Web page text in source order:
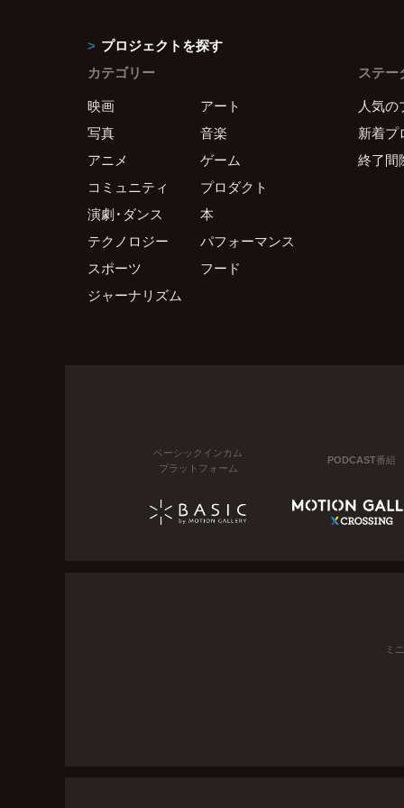
プロジェクトを探す
カテゴリー
映画
アート
写真
音楽
アニメ
ゲーム
コミュニティ
プロダクト
演劇・ダンス
本
テクノロジー
パフォーマンス
スポーツ
フード
ジャーナリズム
ステー
人気の
新着プ
終了間
ベーシックインカム
プラットフォーム
PODCAST番組
ミ